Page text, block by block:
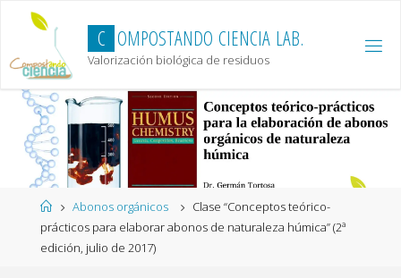
content
C OMPOSTANDO CIENCIA LAB.
Valorización biológica de residuos
HomeAbonos orgánicos
Clase “Conceptos teórico-
prácticos para elaborar abonos de naturaleza húmica” (2ª
edición, julio de 2017)